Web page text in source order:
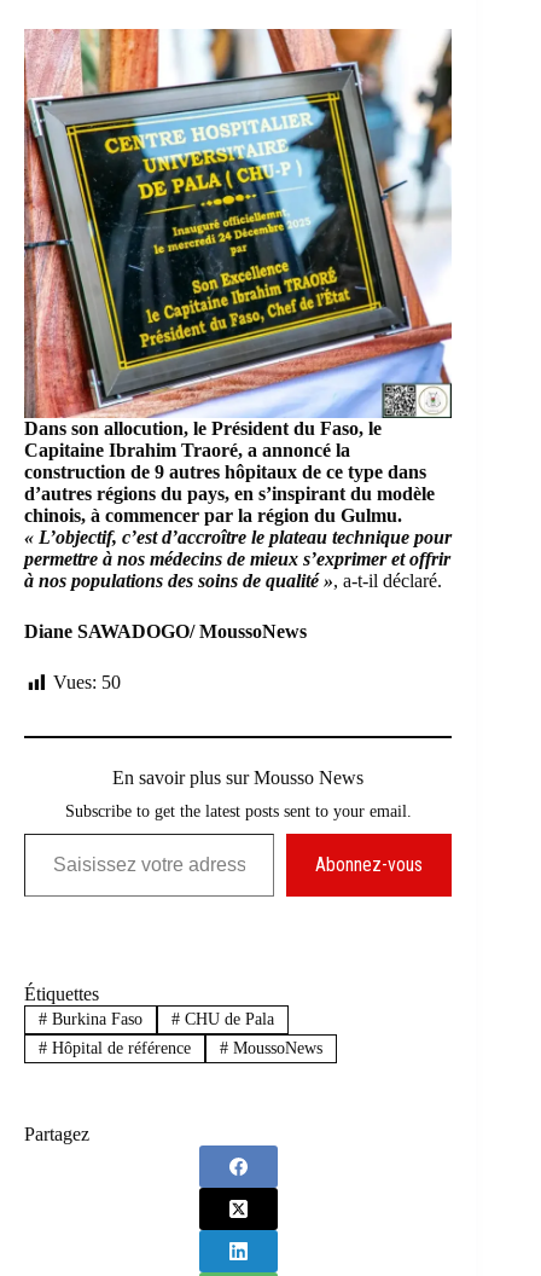
Dans son allocution, le Président du Faso, le
Capitaine Ibrahim Traoré, a annoncé la
construction de 9 autres hôpitaux de ce type dans
d’autres régions du pays, en s’inspirant du modèle
chinois, à commencer par la région du Gulmu.
« L’objectif, c’est d’accroître le plateau technique pour
permettre à nos médecins de mieux s’exprimer et offrir
à nos populations des soins de qualité », a-t-il déclaré.
Diane SAWADOGO/ MoussoNews
Vues: 50
En savoir plus sur Mousso News
Subscribe to get the latest posts sent to your email.
Saisissez votre adresse e-mail…
Abonnez-vous
Étiquettes
#Burkina Faso #CHU de Pala
#Hôpital de référence #MoussoNews
Partagez